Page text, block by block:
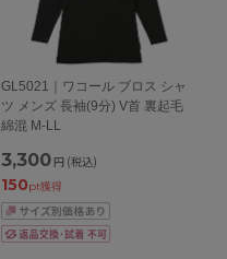
GL5021｜ワコール ブロス シャ
ツ メンズ 長袖(9分) V首 裏起毛
綿混 M-LL
3,300 円 (税込)
150pt獲得